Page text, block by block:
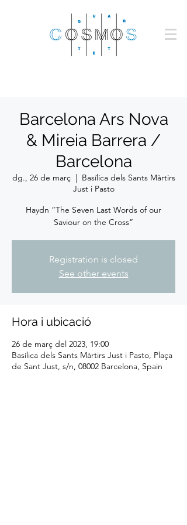
Barcelona Ars Nova
& Mireia Barrera /
Barcelona
dg., 26 de març
  |
Basílica dels Sants Màrtirs
Just i Pasto
Haydn “The Seven Last Words of our
Saviour on the Cross”
Registration is closed
See other events
Hora i ubicació
26 de març del 2023, 19:00
Basílica dels Sants Màrtirs Just i Pasto, Plaça
de Sant Just, s/n, 08002 Barcelona, Spain